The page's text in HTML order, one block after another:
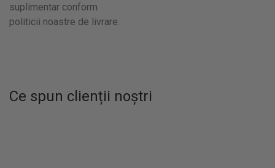
suplimentar conform
politicii noastre de livrare.
Ce spun clienții noștri